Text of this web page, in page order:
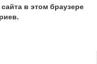
в этом браузере